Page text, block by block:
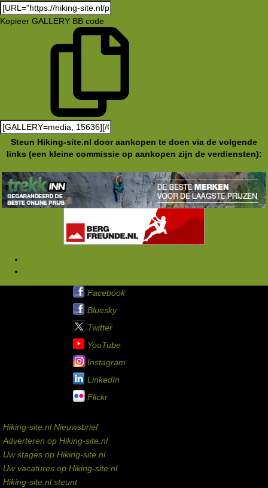
Kopieer GALLERY BB code
Steun Hiking-site.nl door aankopen te doen via de volgende
links (een kleine commissie op aankopen zijn de verdiensten):
Facebook
Bluesky
Twitter
YouTube
Instagram
LinkedIn
Flickr
Hiking-site.nl Nieuwsbrief
Adverteren op Hiking-site.nl
Uw stages op Hiking-site.nl
Uw vacatures op Hiking-site.nl
Hiking-site.nl steunt